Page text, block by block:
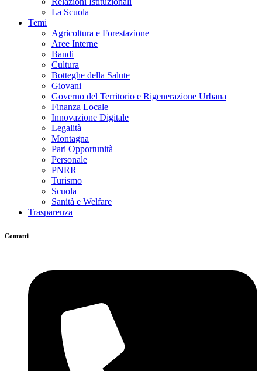
La Scuola
Temi
Agricoltura e Forestazione
Aree Interne
Bandi
Cultura
Botteghe della Salute
Giovani
Governo del Territorio e Rigenerazione Urbana
Finanza Locale
Innovazione Digitale
Legalità
Montagna
Pari Opportunità
Personale
PNRR
Turismo
Scuola
Sanità e Welfare
Trasparenza
Contatti